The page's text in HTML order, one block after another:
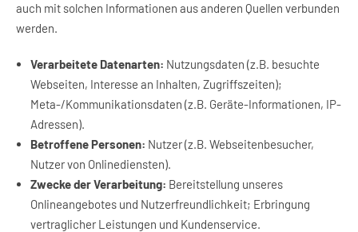
auch mit solchen Informationen aus anderen Quellen verbunden
werden.
Verarbeitete Datenarten: Nutzungsdaten (z.B. besuchte
Webseiten, Interesse an Inhalten, Zugriffszeiten);
Meta-/Kommunikationsdaten (z.B. Geräte-Informationen, IP-
Adressen).
Betroffene Personen: Nutzer (z.B. Webseitenbesucher,
Nutzer von Onlinediensten).
Zwecke der Verarbeitung: Bereitstellung unseres
Onlineangebotes und Nutzerfreundlichkeit; Erbringung
vertraglicher Leistungen und Kundenservice.